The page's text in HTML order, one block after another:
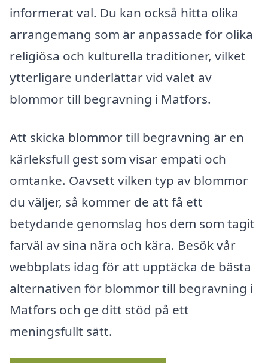
informerat val. Du kan också hitta olika
arrangemang som är anpassade för olika
religiösa och kulturella traditioner, vilket
ytterligare underlättar vid valet av
blommor till begravning i Matfors.
Att skicka blommor till begravning är en
kärleksfull gest som visar empati och
omtanke. Oavsett vilken typ av blommor
du väljer, så kommer de att få ett
betydande genomslag hos dem som tagit
farväl av sina nära och kära. Besök vår
webbplats idag för att upptäcka de bästa
alternativen för blommor till begravning i
Matfors och ge ditt stöd på ett
meningsfullt sätt.